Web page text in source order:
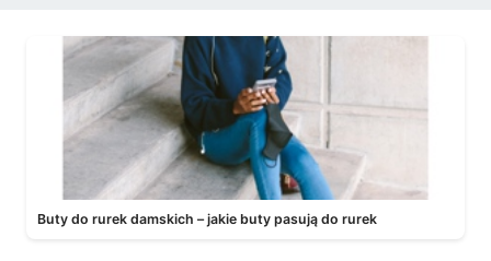
Buty do rurek damskich – jakie buty pasują do rurek